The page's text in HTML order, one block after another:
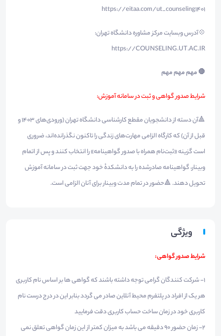
https://eitaa.com/ut_counseling1401
💠آدرس وبسایت مرکز مشاوره دانشگاه تهران:
https://COUNSELING.UT.AC.IR
🛑 مهم مهم مهم
شرایط صدور گواهی و ثبت در سامانه آموزش:
🔺آن دسته از دانشجویان مقطع کارشناسی دانشگاه تهران (ورودی‌های ۱۴۰۳ و
قبل از آن) که کارگاه الزامی مهارت‌های زندگی را تاکنون نگذرانده‌اند، ضروری
است گزینه «ثبت‌نام همراه با صدور گواهینامه» را انتخاب کنند و پس از اتمام
وبینار، گواهینامه صادرشده را به دانشکدهٔ خود جهت ثبت در سامانه آموزش
تحویل دهند. 🔺حضور در تمام مدت وبینار برای آنان الزامی است.
ویژگی
شرایط صدور گواهی:
1- شرکت کنندگان گرامی توجه داشته باشند که گواهی ها بر اساس نام کاربری
هر یک از افراد در پلتفرم محیط آنلاین صادر می گردد بنابر این در درج درست نام
کاربری خود در زمان ساخت حساب کاربری دقت فرمایید
2- زمان حضور 90 دقیقه می باشد به میزان کمتر از این زمان گواهی تعلق نمی